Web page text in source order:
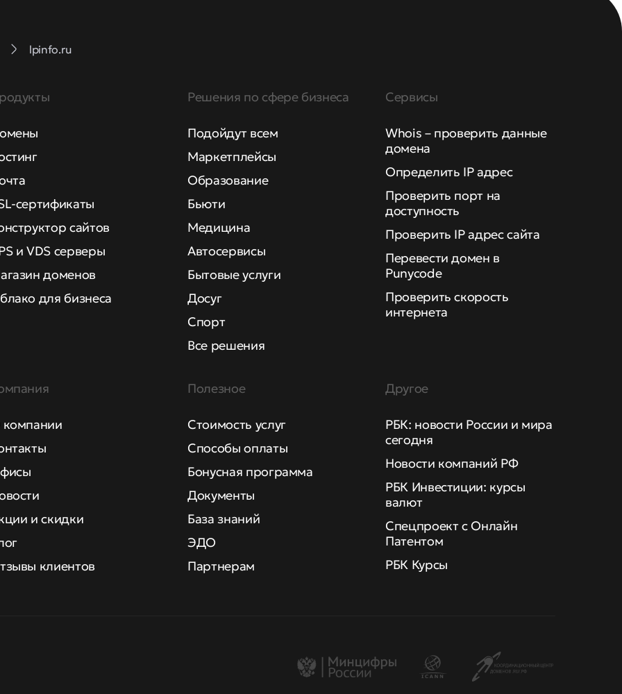
lpinfo.ru
сертификаты
сайтов
и VDS серверы
доменов
для бизнеса
Решения по сфере бизнеса
Подойдут всем
Маркетплейсы
Образование
Бьюти
Медицина
Автосервисы
Бытовые услуги
Досуг
Спорт
Все решения
Сервисы
Whois – проверить данные
домена
Определить IP адрес
Проверить порт на
доступность
Проверить IP адрес сайта
Перевести домен в
Punycode
Проверить скорость
интернета
и скидки
клиентов
Полезное
Стоимость услуг
Способы оплаты
Бонусная программа
Документы
База знаний
ЭДО
Партнерам
Другое
РБК: новости России и мира
сегодня
Новости компаний РФ
РБК Инвестиции: курсы
валют
Спецпроект с Онлайн
Патентом
РБК Курсы